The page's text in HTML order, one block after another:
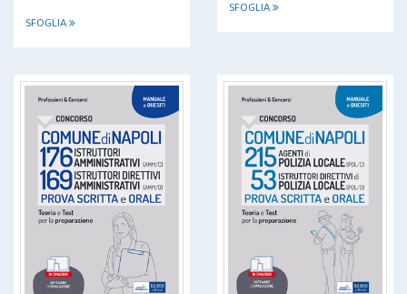
SFOGLIA
SFOGLIA